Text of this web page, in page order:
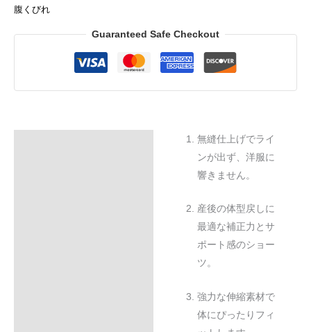
腹くびれ
Guaranteed Safe Checkout
無縫仕上げでライ
ンが出ず、洋服に
響きません。
産後の体型戻しに
最適な補正力とサ
ポート感のショー
ツ。
強力な伸縮素材で
体にぴったりフィ